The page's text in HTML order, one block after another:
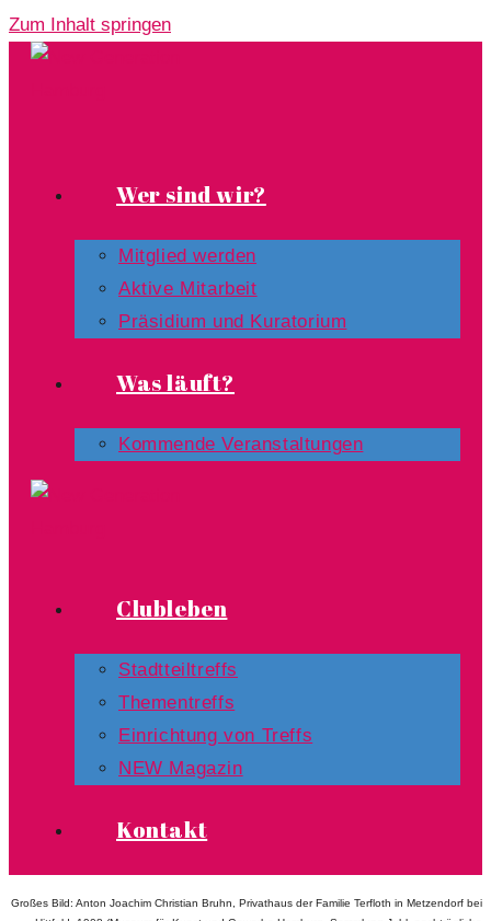
Zum Inhalt springen
Wer sind wir?
Mitglied werden
Aktive Mitarbeit
Präsidium und Kuratorium
Was läuft?
Kommende Veranstaltungen
Clubleben
Stadtteiltreffs
Thementreffs
Einrichtung von Treffs​
NEW Magazin
Kontakt
Großes Bild: Anton Joachim Christian Bruhn, Privathaus der Familie Terfloth in Metzendorf bei